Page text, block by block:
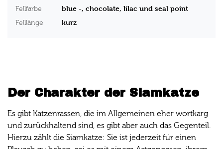
Fellfarbe blue -, chocolate, lilac und seal point
Felllänge kurz
Der Charakter der Siamkatze
Es gibt Katzenrassen, die im Allgemeinen eher wortkarg
und zurückhaltend sind, es gibt aber auch das Gegenteil.
Hierzu zählt die Siamkatze: Sie ist jederzeit für einen